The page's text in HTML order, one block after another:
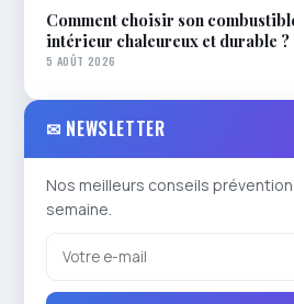
Comment choisir son
intérieur chaleureux et durable ?
5 AOÛT 2026
✉ NEWSLETTER
Nos meilleurs conseils
semaine.